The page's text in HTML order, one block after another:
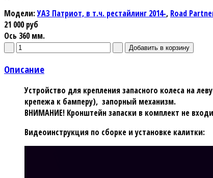
Модели:УАЗ Патриот, в т.ч. рестайлинг 2014-, Road
21 000 руб
Ось 360 мм.
Описание
Устройство для крепления запасного колеса на
крепежа к бамперу), запорный механизм.
ВНИМАНИЕ! Кронштейн запаски в комплект не
Видеоинструкция по сборке и установке калитки: